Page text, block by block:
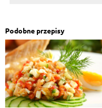
Podobne przepisy